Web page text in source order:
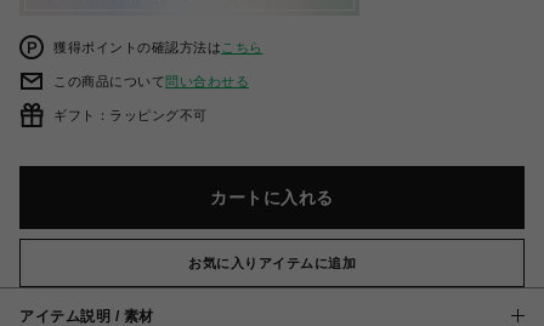
獲得ポイントの確認方法は こちら
この商品について問い合わせる
ギフト：ラッピング不可
カートに入れる
お気に入りアイテムに追加
アイテム説明 / 素材